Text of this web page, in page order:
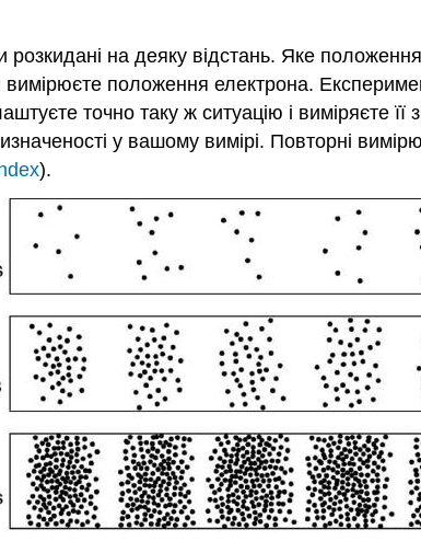
на деяку відстань. Яке
вимірюєте положення електрона.
точно таку ж ситуацію і виміряєте
у вашому вимірі. Повторні
).